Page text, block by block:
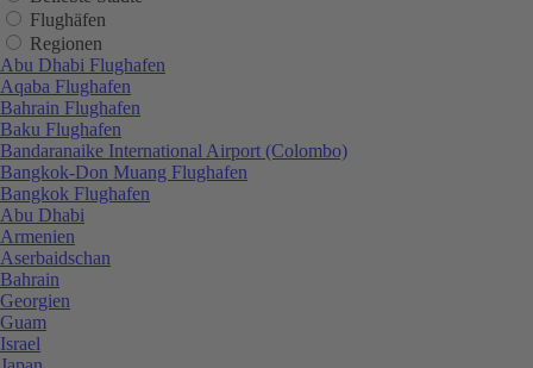
Flughäfen
Regionen
Abu Dhabi Flughafen
Aqaba Flughafen
Bahrain Flughafen
Baku Flughafen
Bandaranaike International Airport (Colombo)
Bangkok-Don Muang Flughafen
Bangkok Flughafen
Abu Dhabi
Armenien
Aserbaidschan
Bahrain
Georgien
Guam
Israel